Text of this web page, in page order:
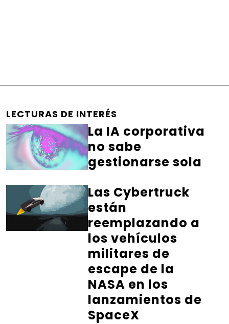
LECTURAS DE INTERÉS
La IA corporativa
no sabe
gestionarse sola
Las Cybertruck
están
reemplazando a
los vehículos
militares de
escape de la
NASA en los
lanzamientos de
SpaceX